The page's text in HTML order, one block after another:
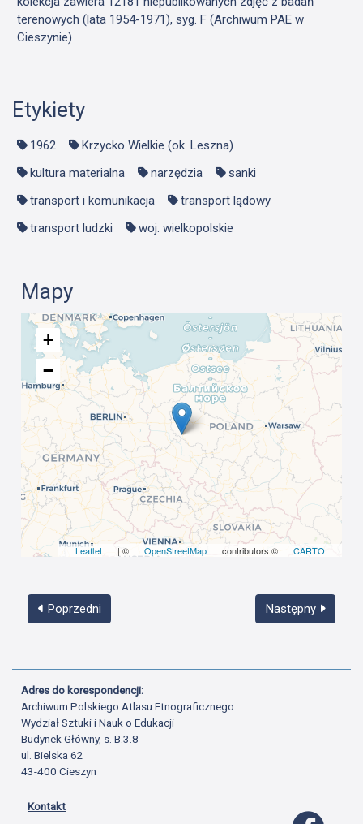
terenowych (lata 1954-1971), syg. F (Archiwum PAE w
Cieszynie)
Etykiety
1962
Krzycko Wielkie (ok. Leszna)
kultura materialna
narzędzia
sanki
transport i komunikacja
transport lądowy
transport ludzki
woj. wielkopolskie
Mapy
+
−
Leaflet | © OpenStreetMap contributors © CARTO
Poprzedni Następny
Adres do korespondencji:
Archiwum Polskiego Atlasu Etnograficznego
Wydział Sztuki i Nauk o Edukacji
Budynek Główny, s. B.3.8
ul. Bielska 62
43-400 Cieszyn
Kontakt